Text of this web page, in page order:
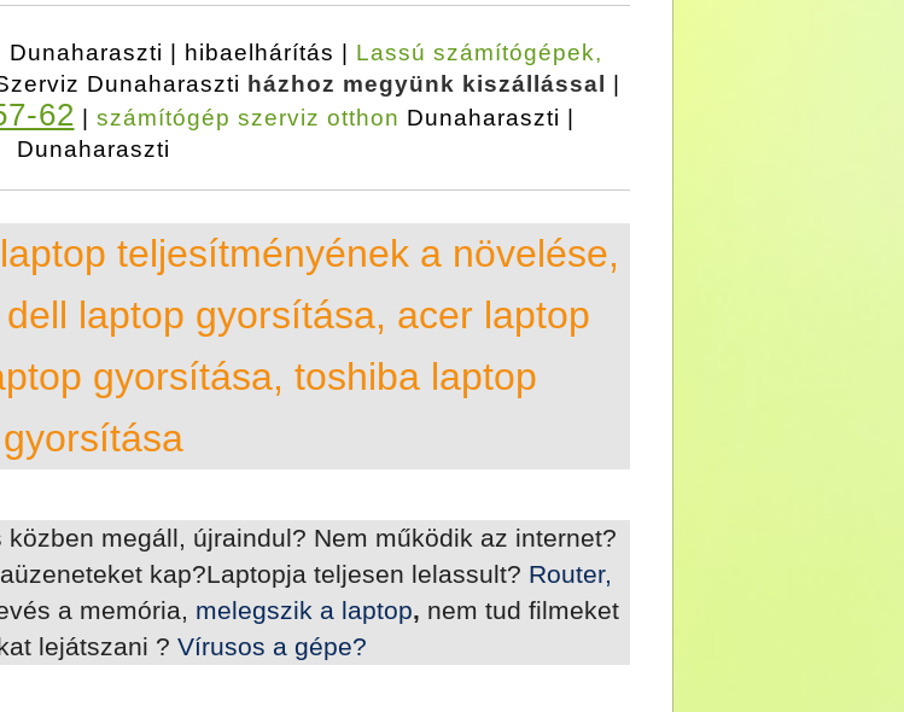
Dunaharaszti | hibaelhárítás | Lassú számítógépek,
Dunaharaszti házhoz megyünk kiszállással
62 számítógép szerviz otthon Dunaharaszti |
Dunaharaszti
teljesítményének a növelése,
laptop gyorsítása, acer laptop
gyorsítása, toshiba laptop
gyorsítása
közben megáll, újraindul? Nem működik az internet?
kap?Laptopja teljesen lelassult? Router,
a memória, melegszik a laptop, nem tud filmeket
lejátszani ? Vírusos a gépe?